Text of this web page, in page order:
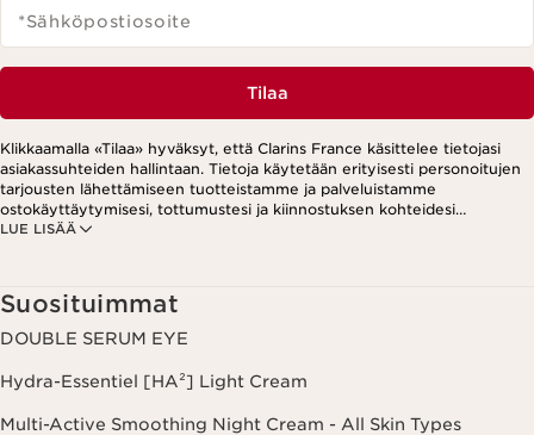
*Sähköpostiosoite
Tilaa
LUE LISÄÄ
Klikkaamalla «Tilaa» hyväksyt, että Clarins France käsittelee tietojasi
asiakassuhteiden hallintaan. Tietoja käytetään erityisesti personoitujen
tarjousten lähettämiseen tuotteistamme ja palveluistamme
ostokäyttäytymisesi, tottumustesi ja kiinnostuksen kohteidesi
perusteella. Tarjouksia voidaan esittää myös sosiaalisessa mediassa ja
klikkaamalla uutiskirjeen jokaisessa viestissä olevaa peruutuslinkkiä.
Lisätietoa tietojesi käsittelystä ja oikeuksistasi löydät
tietosuojakäytännöstämme.
Suosituimmat
DOUBLE SERUM EYE
Hydra-Essentiel [HA²] Light Cream
Multi-Active Smoothing Night Cream - All Skin Types